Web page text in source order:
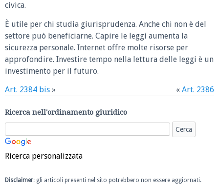
civica.
È utile per chi studia giurisprudenza. Anche chi non è del
settore può beneficiarne. Capire le leggi aumenta la
sicurezza personale. Internet offre molte risorse per
approfondire. Investire tempo nella lettura delle leggi è un
investimento per il futuro.
Art. 2384 bis » « Art. 2386
Ricerca nell'ordinamento giuridico
Ricerca personalizzata
Disclaimer: gli articoli presenti nel sito potrebbero non essere aggiornati.